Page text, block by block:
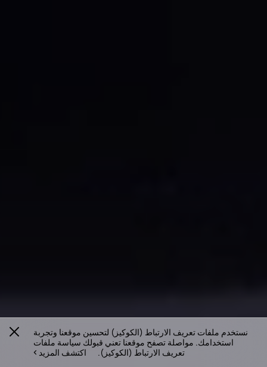
نستخدم ملفات تعريف الارتباط (الكوكيز) لتحسين موقعنا وتجربة
استخدامك. مواصلة تصفح موقعنا تعني قبولك سياسة ملفات
تعريف الارتباط (الكوكيز).
اكتشف المزيد